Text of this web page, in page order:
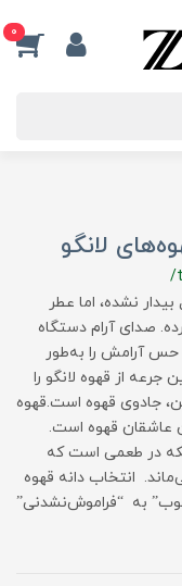
0
لانگو
/
نشده، اما عطر
صدای آرام دستگاه
حس آرامش را به‌طور
از قهوه لانگو را
جادوی قهوه است.قهوه
عاشقان قهوه است.
در طعمی است که
انتخاب دانه قهوه
به “فراموش‌نشدنی”